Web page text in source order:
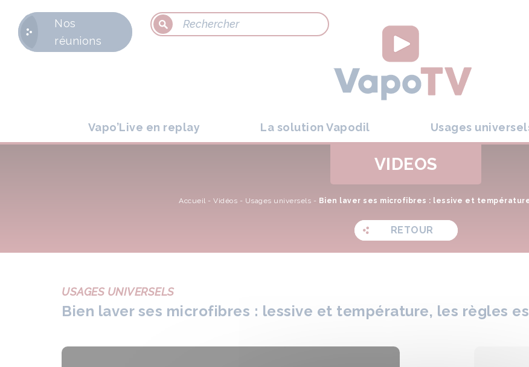
Nos
réunions
Vapo’Live en replay La solution Vapodil Usages
VIDEOS
Accueil-Vidéos - Usages universels - Bien laver ses microfibres : lessive et
RETOUR
USAGES UNIVERSELS
Bien laver ses microfibres : lessive et température, les règles